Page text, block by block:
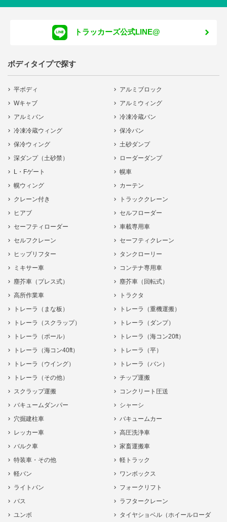
トラッカーズ公式LINE@
ボディタイプで探す
平ボディ
アルミブロック
Wキャブ
アルミウィング
アルミバン
冷凍冷蔵バン
冷凍冷蔵ウィング
保冷バン
保冷ウィング
土砂ダンプ
深ダンプ（土砂禁）
ローダーダンプ
L・Fゲート
幌車
幌ウィング
カーテン
クレーン付き
トラッククレーン
ヒアブ
セルフローダー
セーフティローダー
車載専用車
セルフクレーン
セーフティクレーン
ヒップリフター
タンクローリー
ミキサー車
コンテナ専用車
塵芥車（プレス式）
塵芥車（回転式）
高所作業車
トラクタ
トレーラ（まな板）
トレーラ（重機運搬）
トレーラ（スクラップ）
トレーラ（ダンプ）
トレーラ（ポール）
トレーラ（海コン20ft）
トレーラ（海コン40ft）
トレーラ（平）
トレーラ（ウイング）
トレーラ（バン）
トレーラ（その他）
チップ運搬
スクラップ運搬
コンクリート圧送
バキュームダンパー
シャーシ
穴掘建柱車
バキュームカー
レッカー車
高圧洗浄車
バルク車
家畜運搬車
特装車・その他
軽トラック
軽バン
ワンボックス
ライトバン
フォークリフト
バス
ラフタークレーン
ユンボ
タイヤショベル（ホイールローダ